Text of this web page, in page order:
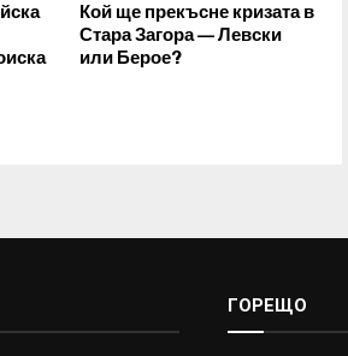
Кой ще прекъсне кризата в
Стара Загора — Левски
или Берое?
ГОРЕЩО